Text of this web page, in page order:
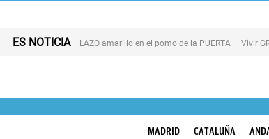
ES NOTICIA LAZO amarillo en el pomo de la PUERTA Vivir
MADRID CATALUÑA